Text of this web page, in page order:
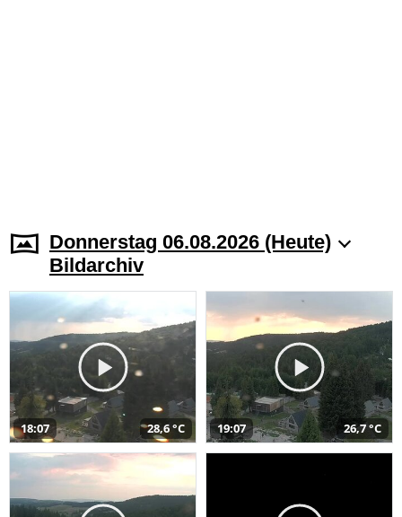
Donnerstag 06.08.2026 (Heute)
Bildarchiv
18:07 28,6 °C 19:07 26,7 °C